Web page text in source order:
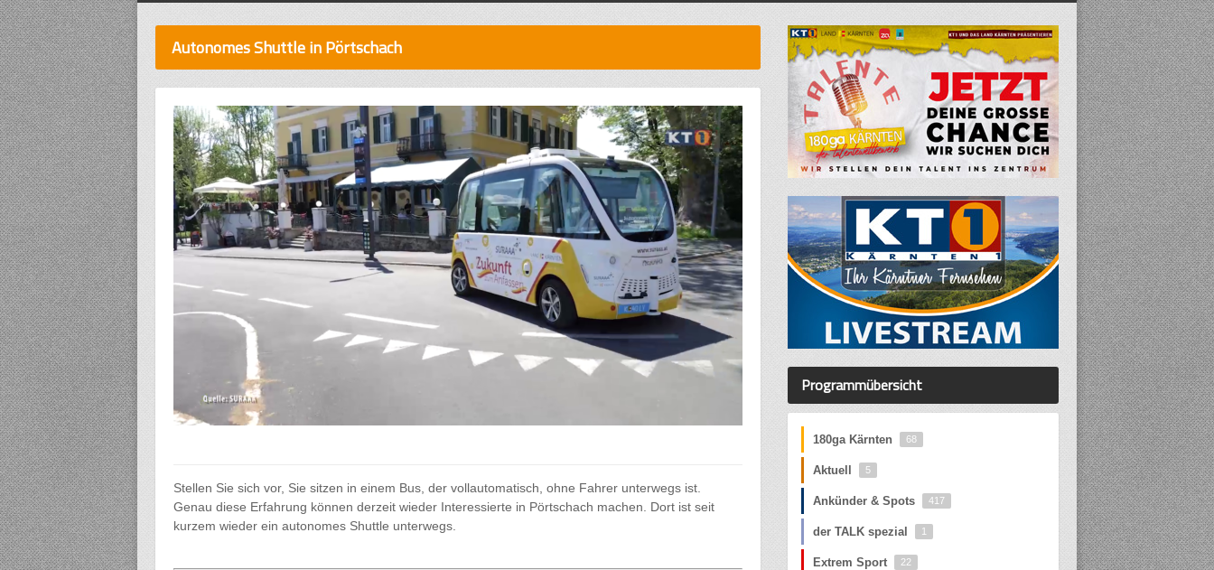
Autonomes Shuttle in Pörtschach
Stellen Sie sich vor, Sie sitzen in einem Bus, der vollautomatisch, ohne Fahrer unterwegs ist.
Genau diese Erfahrung können derzeit wieder Interessierte in Pörtschach machen. Dort ist seit
kurzem wieder ein autonomes Shuttle unterwegs.
Programmübersicht
180ga Kärnten 68
Aktuell 5
Ankünder & Spots 417
der TALK spezial 1
Extrem Sport 22